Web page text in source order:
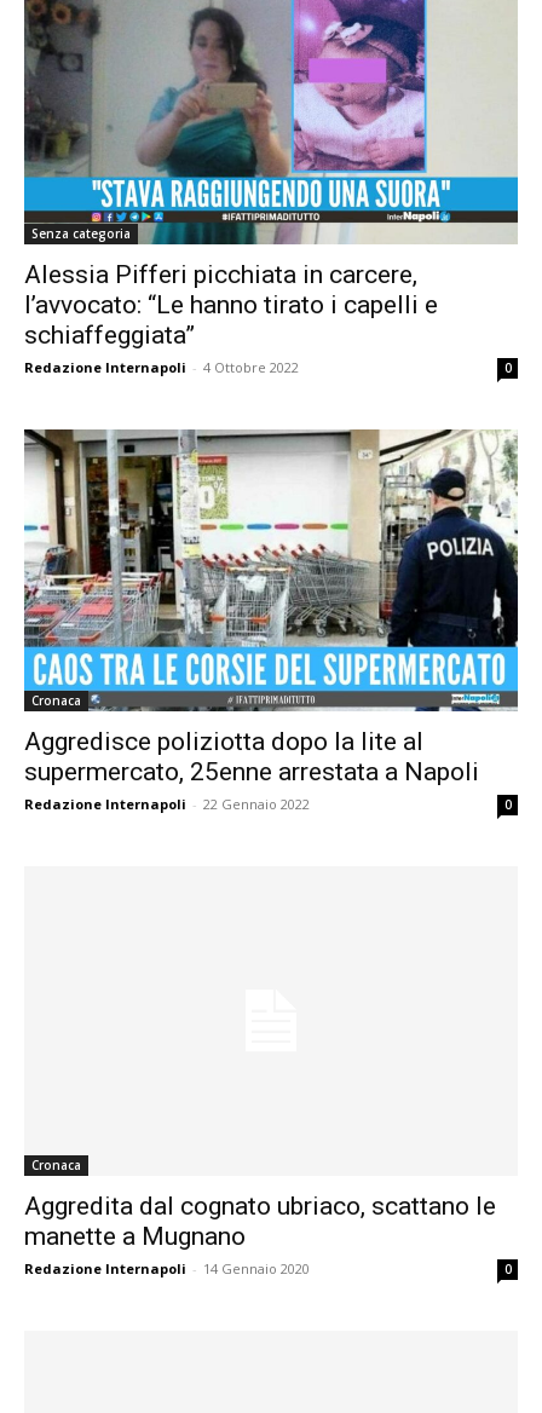
Senza categoria
Alessia Pifferi picchiata in carcere,
l’avvocato: “Le hanno tirato i capelli e
schiaffeggiata”
Redazione Internapoli - 4 Ottobre 2022 0
Cronaca
Aggredisce poliziotta dopo la lite al
supermercato, 25enne arrestata a Napoli
Redazione Internapoli - 22 Gennaio 2022 0
Cronaca
Aggredita dal cognato ubriaco, scattano le
manette a Mugnano
Redazione Internapoli - 14 Gennaio 2020 0